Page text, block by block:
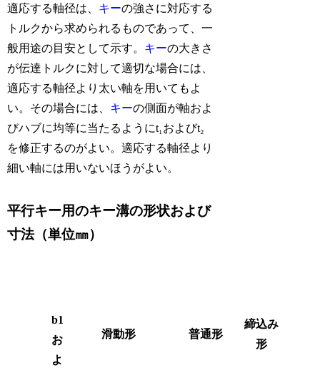
適応する軸径は、 キーの強さに対応する
トルクから求められるものであって、一
般用途の目安として示す。 キーの大きさ
が伝達トルクに対して適切な場合には、
適応する軸径より太い軸を用いてもよ
い。その場合には、 キーの側面が軸およ
びハブに均等に当たるようにt₁およびt₂
を修正するのがよい。適応する軸径より
細い軸には用いないほうがよい。
平行キー用のキー溝の形状および
寸法（単位㎜）
b1
お
よ
滑動形 普通形
締込み
形